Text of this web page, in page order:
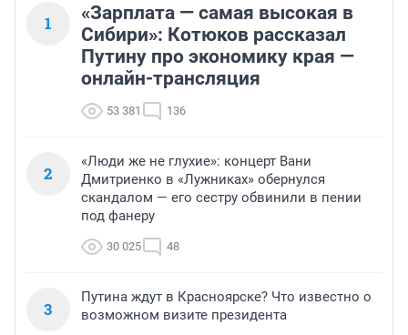
1
«Зарплата — самая высокая в
Сибири»: Котюков рассказал
Путину про экономику края —
онлайн-трансляция
53 381 136
2
«Люди же не глухие»: концерт Вани
Дмитриенко в «Лужниках» обернулся
скандалом — его сестру обвинили в пении
под фанеру
30 025 48
3
Путина ждут в Красноярске? Что известно о
возможном визите президента